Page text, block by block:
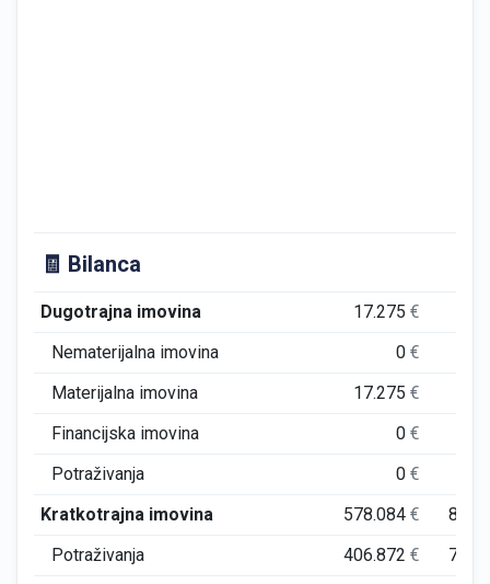
🧾 Bilanca
Dugotrajna imovina 17.275€
Nematerijalna imovina
0€
Materijalna imovina
17.275€
Financijska imovina
0€
Potraživanja
0€
Kratkotrajna imovina
578.084€
Potraživanja
406.872€